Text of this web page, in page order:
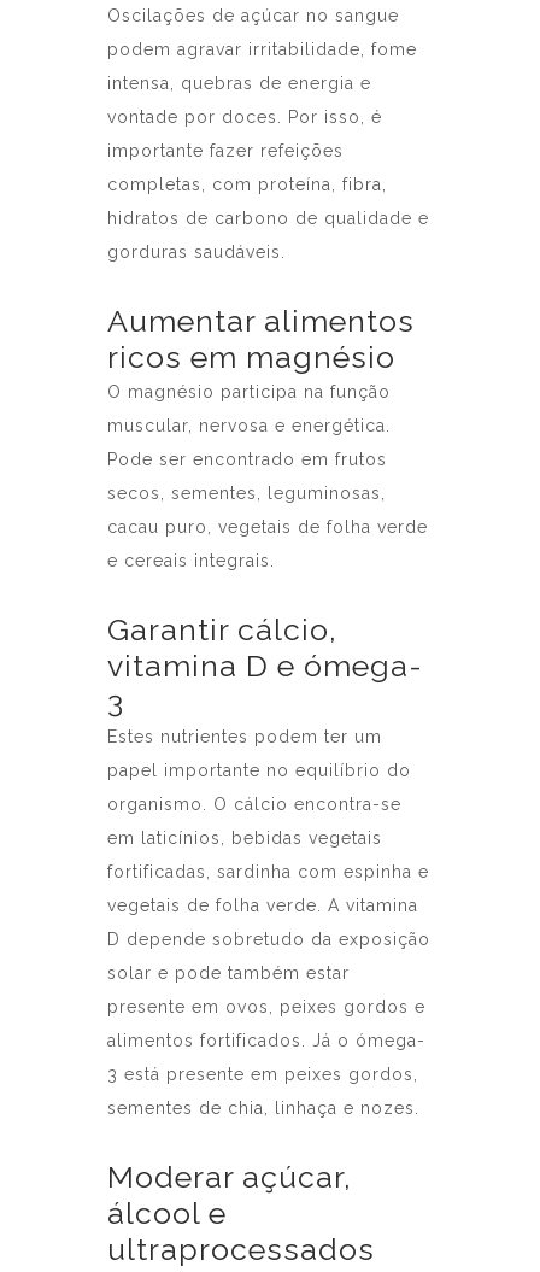
Oscilações de açúcar no sangue
podem agravar irritabilidade, fome
intensa, quebras de energia e
vontade por doces. Por isso, é
importante fazer refeições
completas, com proteína, fibra,
hidratos de carbono de qualidade e
gorduras saudáveis.
Aumentar alimentos
ricos em magnésio
O magnésio participa na função
muscular, nervosa e energética.
Pode ser encontrado em frutos
secos, sementes, leguminosas,
cacau puro, vegetais de folha verde
e cereais integrais.
Garantir cálcio,
vitamina D e ómega-
3
Estes nutrientes podem ter um
papel importante no equilíbrio do
organismo. O cálcio encontra-se
em laticínios, bebidas vegetais
fortificadas, sardinha com espinha e
vegetais de folha verde. A vitamina
D depende sobretudo da exposição
solar e pode também estar
presente em ovos, peixes gordos e
alimentos fortificados. Já o ómega-
3 está presente em peixes gordos,
sementes de chia, linhaça e nozes.
Moderar açúcar,
álcool e
ultraprocessados